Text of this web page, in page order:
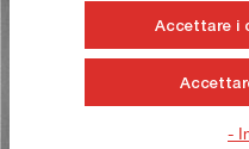
Alla
Accettare i
-